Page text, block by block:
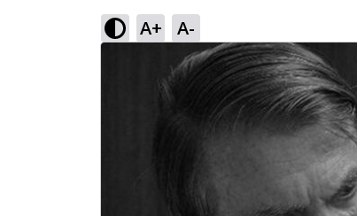
A+ A-